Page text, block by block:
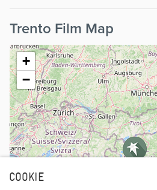
COOKIE
Trento Film Map
+
−